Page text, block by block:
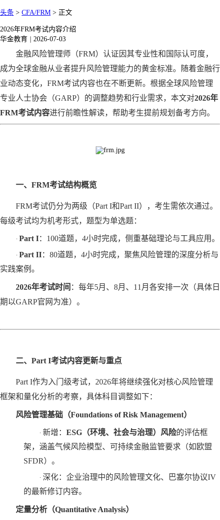
头条 > CFA/FRM > 正文
2026年FRM考试内容介绍
华金教育
2026-07-03
金融风险管理师（FRM）认证因其专业性和国际认可度，
成为全球金融从业者提升风险管理能力的黄金标准。随着金融行
业动态变化，FRM考试内容也在不断更新。根据全球风险管理
专业人士协会（GARP）的调整趋势和行业需求，本文对‌2026年
FRM考试内容‌进行前瞻性解读，帮助考生提前规划备考方向。
一、 FRM考试结构概览
FRM考试仍分为两级（Part I和Part II），考生需依次通过。
每级考试均为机考形式，题型为单选题：
· Part I‌：100道题，4小时完成，侧重基础理论与工具应用。
· Part II‌：80道题，4小时完成，聚焦风险管理的深度分析与
实践案例。
2026年考试时间 ‌：每年5月、8月、11月各安排一次（具体日
期以GARP官网为准）。
二、 Part I考试内容更新与重点
Part I作为入门级考试，2026年将继续强化对核心风险管理
框架和量化分析的考察，具体科目调整如下：
风险管理基础（Foundations of Risk Management）
· 新增： ESG（环境、社会与治理）风险‌的评估框
架，涵盖气候风险模型、可持续金融监管要求（如欧盟
SFDR）。
· 深化：企业治理中的风险管理文化、巴塞尔协议IV
的最新修订内容。
定量分析（Quantitative Analysis）